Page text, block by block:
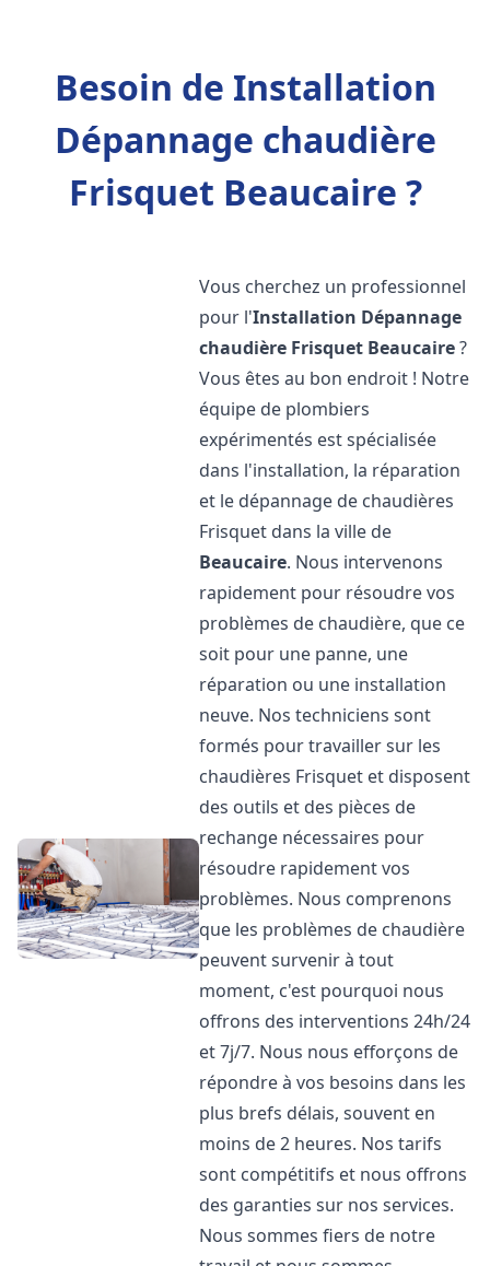
Besoin de Installation
Dépannage chaudière
Frisquet Beaucaire ?
Vous cherchez un professionnel
pour l'Installation Dépannage
chaudière Frisquet Beaucaire?
Vous êtes au bon endroit ! Notre
équipe de plombiers
expérimentés est spécialisée
dans l'installation, la réparation
et le dépannage de chaudières
Frisquet dans la ville de
Beaucaire. Nous intervenons
rapidement pour résoudre vos
problèmes de chaudière, que ce
soit pour une panne, une
réparation ou une installation
neuve. Nos techniciens sont
formés pour travailler sur les
chaudières Frisquet et disposent
des outils et des pièces de
rechange nécessaires pour
résoudre rapidement vos
problèmes. Nous comprenons
que les problèmes de chaudière
peuvent survenir à tout
moment, c'est pourquoi nous
offrons des interventions 24h/24
et 7j/7. Nous nous efforçons de
répondre à vos besoins dans les
plus brefs délais, souvent en
moins de 2 heures. Nos tarifs
sont compétitifs et nous offrons
des garanties sur nos services.
Nous sommes fiers de notre